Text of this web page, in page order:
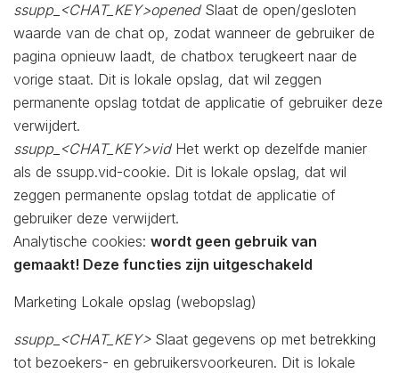
ssupp_<CHAT_KEY>openedSlaat de open/gesloten
waarde van de chat op, zodat wanneer de gebruiker de
pagina opnieuw laadt, de chatbox terugkeert naar de
vorige staat. Dit is lokale opslag, dat wil zeggen
permanente opslag totdat de applicatie of gebruiker deze
verwijdert.
ssupp_<CHAT_KEY>vidHet werkt op dezelfde manier
als de ssupp.vid-cookie. Dit is lokale opslag, dat wil
zeggen permanente opslag totdat de applicatie of
gebruiker deze verwijdert.
Analytische cookies: wordt geen gebruik van
gemaakt! Deze functies zijn uitgeschakeld
Marketing Lokale opslag (webopslag)
ssupp_<CHAT_KEY>Slaat gegevens op met betrekking
tot bezoekers- en gebruikersvoorkeuren. Dit is lokale